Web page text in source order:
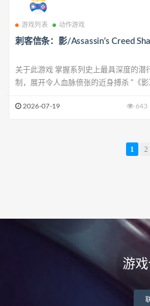
游戏列表 动作游戏
刺客信条：影/Assassin’s Creed
关于此游戏 掌握系列史上最具深度的潜行机
制，展开令人血脉偾张的近身搏杀 “《影》是我
Gamer 扮演身手敏捷、足智多谋的忍者
烟雾弹干扰守卫，再用袖剑暗杀你的目
2026-07-19 643
1 2
游